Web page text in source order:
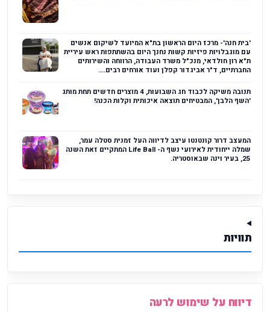
'בית חנה'- מרכז היום הראשון בת"א המיועד לשיקום אנשים
עם מוגבלויות פיזיות קשות נחנך היום בהשתתפות ראש עיריית
ת"א רון חולדאי, מנכ"ל משרד העבודה, הרווחה והשירותים
החברתיים, ד"ר אביגדור קפלן ועוד אורחים רבים....
תנובה משיקה לכבוד חג השבועות, 4 מוצרים חדשים תחת מותג
'השף הלבן', המבטיחים תוצאה איכותית וקלות הכנה!
המעצב דרור קונטנטו עיצב לדיווה העל זמנית סטלה עמר,
שמלה ייחודית לאירועי נשף ה- Life Ball המתקיים זאת השנה
25, בעיר וינה שבאוסטריה.
תוויות
דיווח על שימוש לרעה